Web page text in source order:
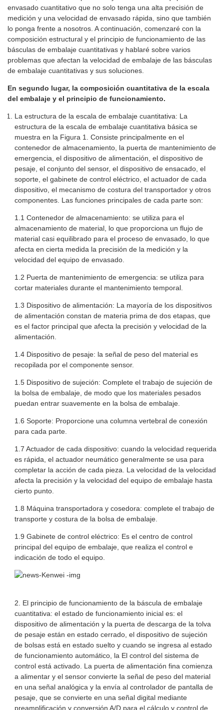
envasado cuantitativo que no solo tenga una alta precisión de
medición y una velocidad de envasado rápida, sino que también
lo ponga frente a nosotros. A continuación, comenzaré con la
composición estructural y el principio de funcionamiento de las
básculas de embalaje cuantitativas y hablaré sobre varios
problemas que afectan la velocidad de embalaje de las básculas
de embalaje cuantitativas y sus soluciones.
En segundo lugar, la composición cuantitativa de la escala
del embalaje y el principio de funcionamiento.
La estructura de la escala de embalaje cuantitativa: La
estructura de la escala de embalaje cuantitativa básica se
muestra en la Figura 1. Consiste principalmente en el
contenedor de almacenamiento, la puerta de mantenimiento de
emergencia, el dispositivo de alimentación, el dispositivo de
pesaje, el conjunto del sensor, el dispositivo de ensacado, el
soporte, el gabinete de control eléctrico, el actuador de cada
dispositivo, el mecanismo de costura del transportador y otros
componentes. Las funciones principales de cada parte son:
1.1 Contenedor de almacenamiento: se utiliza para el
almacenamiento de material, lo que proporciona un flujo de
material casi equilibrado para el proceso de envasado, lo que
afecta en cierta medida la precisión de la medición y la
velocidad del equipo de envasado.
1.2 Puerta de mantenimiento de emergencia: se utiliza para
cortar materiales durante el mantenimiento temporal.
1.3 Dispositivo de alimentación: La mayoría de los dispositivos
de alimentación constan de materia prima de dos etapas, que
es el factor principal que afecta la precisión y velocidad de la
alimentación.
1.4 Dispositivo de pesaje: la señal de peso del material es
recopilada por el componente sensor.
1.5 Dispositivo de sujeción: Complete el trabajo de sujeción de
la bolsa de embalaje, de modo que los materiales pesados ​​
puedan entrar suavemente en la bolsa de embalaje.
1.6 Soporte: Proporcione una columna vertebral de conexión
para cada parte.
1.7 Actuador de cada dispositivo: cuando la velocidad requerida
es rápida, el actuador neumático generalmente se usa para
completar la acción de cada pieza. La velocidad de la velocidad
afecta la precisión y la velocidad del equipo de embalaje hasta
cierto punto.
1.8 Máquina transportadora y cosedora: complete el trabajo de
transporte y costura de la bolsa de embalaje.
1.9 Gabinete de control eléctrico: Es el centro de control
principal del equipo de embalaje, que realiza el control e
indicación de todo el equipo.
2. El principio de funcionamiento de la báscula de embalaje
cuantitativa: el estado de funcionamiento inicial es: el
dispositivo de alimentación y la puerta de descarga de la tolva
de pesaje están en estado cerrado, el dispositivo de sujeción
de bolsas está en estado suelto y cuando se ingresa al estado
de funcionamiento automático, la El control del sistema de
control está activado. La puerta de alimentación fina comienza
a alimentar y el sensor convierte la señal de peso del material
en una señal analógica y la envía al controlador de pantalla de
pesaje, que se convierte en una señal digital mediante
preamplificación y conversión A/D para el cálculo y control de